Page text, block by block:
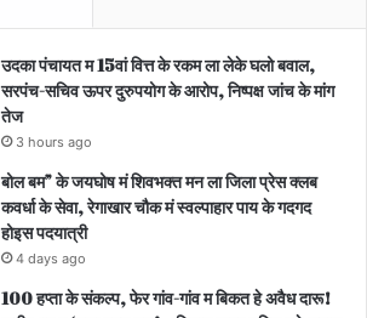
उदका पंचायत म 15वां वित्त के रकम ला लेके घलो बवाल,
सरपंच-सचिव ऊपर दुरुपयोग के आरोप, निष्पक्ष जांच के मांग
तेज
3 hours ago
बोल बम” के जयघोष मं शिवभक्त मन ला जिला प्रेस क्लब
कवर्धा के सेवा, रेगाखार चौक मं स्वल्पाहार पाय के गदगद
होइस पदयात्री
4 days ago
100 हप्ता के संकल्प, फेर गांव-गांव म बिकत हे अवैध दारू!